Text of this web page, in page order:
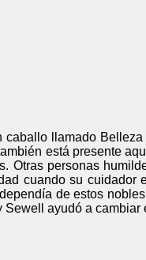
llamado
está presente
Otras personas
cuando su
de estos
ayudó a cambiar